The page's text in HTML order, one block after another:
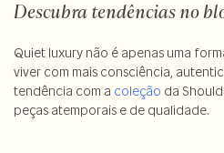
Descubra tendências no
Quiet luxury não é apenas uma
viver com mais consciência,
tendência com a coleção da
peças atemporais e de qualidade.